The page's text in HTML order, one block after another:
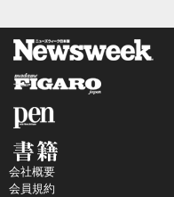
会社概要
会員規約